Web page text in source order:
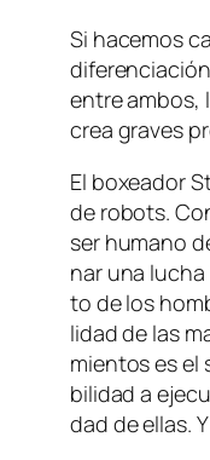
Si ha­ce­mos
en­tre am­bos,
crea gra­ves
El bo­xea­dor
de ro­bots.
ser hu­mano
nar una
to de los
li­dad de las
mien­tos es el
bi­li­dad a
dad de ellas.